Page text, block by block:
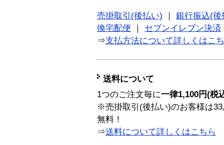
売掛取引(後払い)
銀行振込(後
換宅配便
セブンイレブン決済
⇒支払方法について詳しくはこ
送料について
1つのご注文毎に一律1,100円(税
※売掛取引(後払い)のお客様は
無料！
⇒送料について詳しくはこちら